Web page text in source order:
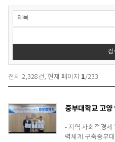
검
검
전체 2,328건, 현재 페이지 1/233
- 지역 사회적경제
력체계 구축중부